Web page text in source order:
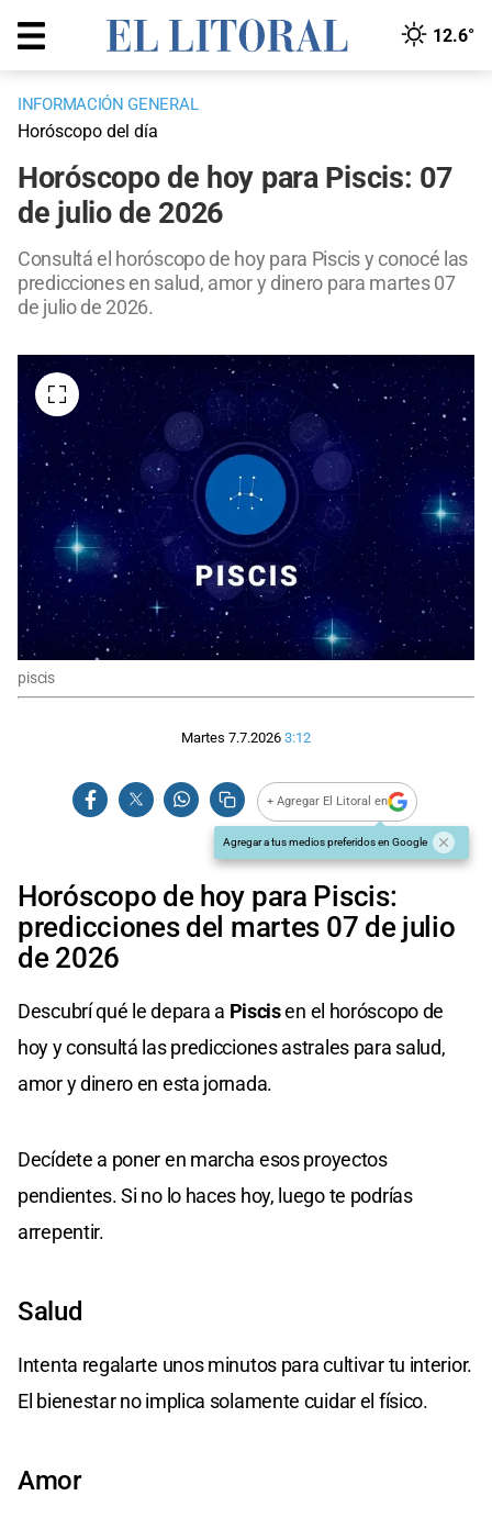
12.6°
INFORMACIÓN GENERAL
Horóscopo del día
Horóscopo de hoy para Piscis: 07
de julio de 2026
Consultá el horóscopo de hoy para Piscis y conocé las
predicciones en salud, amor y dinero para martes 07
de julio de 2026.
piscis
Martes 7.7.2026 3:12
+ Agregar El Litoral en
Agregar a tus medios preferidos en Google
Horóscopo de hoy para Piscis:
predicciones del martes 07 de julio
de 2026
Descubrí qué le depara a Piscisen el horóscopo de
hoy y consultá las predicciones astrales para salud,
amor y dinero en esta jornada.
Decídete a poner en marcha esos proyectos
pendientes. Si no lo haces hoy, luego te podrías
arrepentir.
Salud
Intenta regalarte unos minutos para cultivar tu interior.
El bienestar no implica solamente cuidar el físico.
Amor